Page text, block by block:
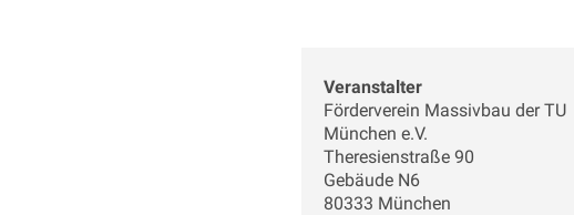
Veranstalter
Förderverein Massivbau der TU
München e.V.
Theresienstraße 90
Gebäude N6
80333 München